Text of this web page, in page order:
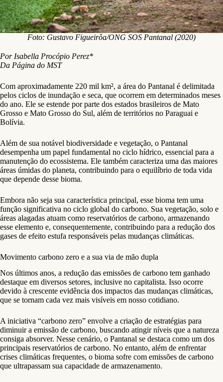
Foto: Gustavo Figueirôa/ONG SOS Pantanal (2020)
Por Isabella Procópio Perez*
Da Página do MST
Com aproximadamente 220 mil km², a área do Pantanal é delimitada
pelos ciclos de inundação e seca, que ocorrem em determinados meses
do ano. Ele se estende por parte dos estados brasileiros de Mato
Grosso e Mato Grosso do Sul, além de territórios no Paraguai e
Bolívia.
Além de sua notável biodiversidade e vegetação, o Pantanal
desempenha um papel fundamental no ciclo hídrico, essencial para a
manutenção do ecossistema. Ele também caracteriza uma das maiores
áreas úmidas do planeta, contribuindo para o equilíbrio de toda vida
que depende desse bioma.
Embora não seja sua característica principal, esse bioma tem uma
função significativa no ciclo global do carbono. Sua vegetação, solo e
áreas alagadas atuam como reservatórios de carbono, armazenando
esse elemento e, consequentemente, contribuindo para a redução dos
gases de efeito estufa responsáveis pelas mudanças climáticas.
Movimento carbono zero e a sua via de mão dupla
Nos últimos anos, a redução das emissões de carbono tem ganhado
destaque em diversos setores, inclusive no capitalista. Isso ocorre
devido à crescente evidência dos impactos das mudanças climáticas,
que se tornam cada vez mais visíveis em nosso cotidiano.
A iniciativa “carbono zero” envolve a criação de estratégias para
diminuir a emissão de carbono, buscando atingir níveis que a natureza
consiga absorver. Nesse cenário, o Pantanal se destaca como um dos
principais reservatórios de carbono. No entanto, além de enfrentar
crises climáticas frequentes, o bioma sofre com emissões de carbono
que ultrapassam sua capacidade de armazenamento.